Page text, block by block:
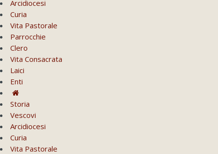
Arcidiocesi
Curia
Vita Pastorale
Parrocchie
Clero
Vita Consacrata
Laici
Enti
Storia
Vescovi
Arcidiocesi
Curia
Vita Pastorale